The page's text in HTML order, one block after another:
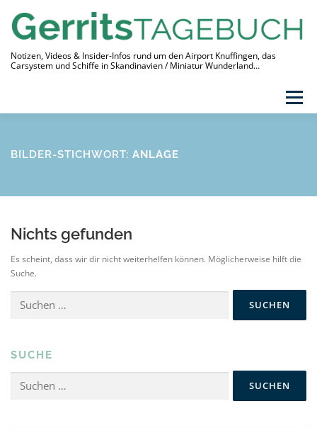
Inhalt
springen
Notizen, Videos & Insider-Infos rund um den Airport Knuffingen, das
Carsystem und Schiffe in Skandinavien / Miniatur Wunderland…
Menü
LINKS
BILDER-STICHWORT: ANLAGE
Nichts gefunden
Es scheint, dass wir dir nicht weiterhelfen können. Möglicherweise hilft die
Suche.
nach:
SUCHE
nach: